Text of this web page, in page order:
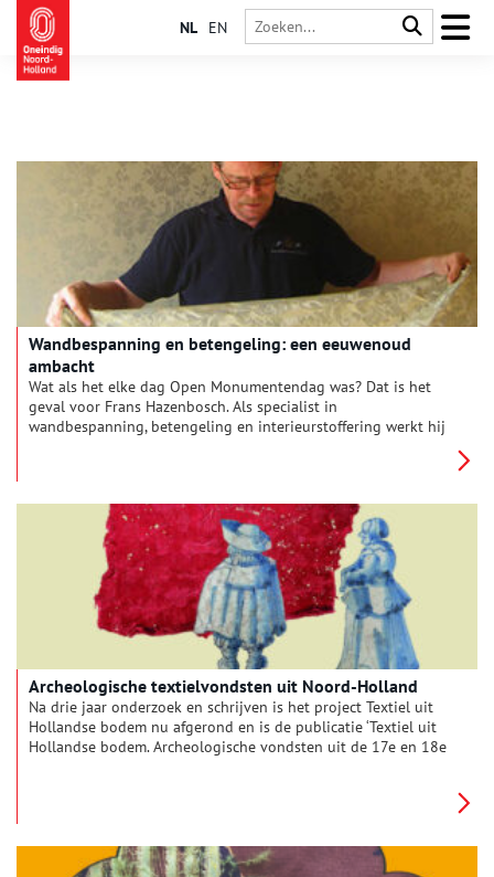
NL EN
Wandbespanning en betengeling: een eeuwenoud
ambacht
Wat als het elke dag Open Monumentendag was? Dat is het
geval voor Frans Hazenbosch. Als specialist in
wandbespanning, betengeling en interieurstoffering werkt hij
wandbekleding voorzien. Oneindig Noord-Holland sprak met
hem over zijn beroep én nieuwste project: een zeventiende-
eeuws woonhuis aan de Zaanse Schans.
Archeologische textielvondsten uit Noord-Holland
Na drie jaar onderzoek en schrijven is het project Textiel uit
Hollandse bodem nu afgerond en is de publicatie ‘Textiel uit
Hollandse bodem. Archeologische vondsten uit de 17e en 18e
damast in historische bronnen én enkele overgebleven
museumstukken.